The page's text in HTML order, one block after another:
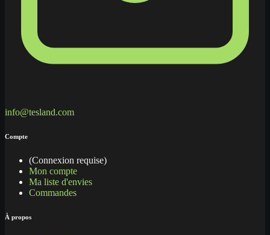
info@tesland.com
Compte
(Connexion requise)
Mon compte
Ma liste d'envies
Commandes
À propos